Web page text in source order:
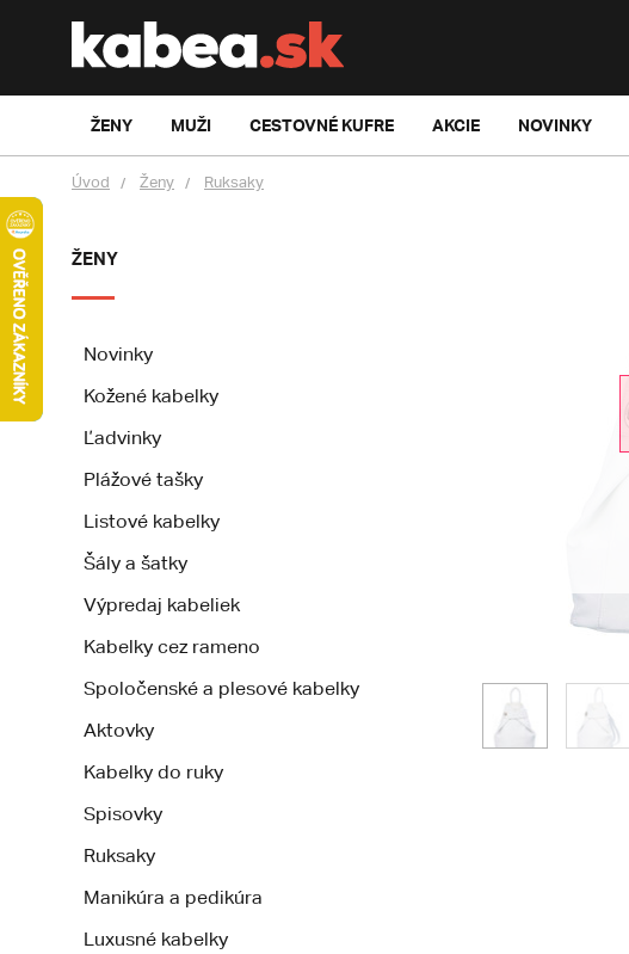
ŽENY MUŽI CESTOVNÉ KUFRE AKCIE NOVINKY
Úvod Ženy Ruksaky
ŽENY
Novinky
Kožené kabelky
Ľadvinky
Plážové tašky
Listové kabelky
Šály a šatky
Výpredaj kabeliek
Kabelky cez rameno
Spoločenské a plesové kabelky
Aktovky
Kabelky do ruky
Spisovky
Ruksaky
Manikúra a pedikúra
Luxusné kabelky